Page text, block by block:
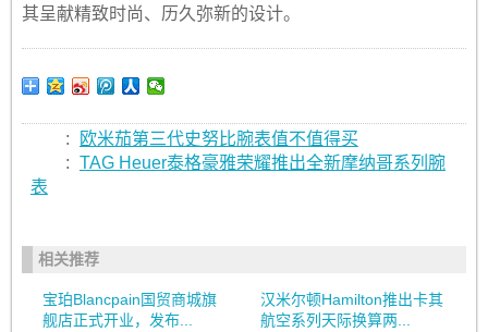
其呈献精致时尚、历久弥新的设计。
:
欧米茄第三代史努比腕表值不值得买
: TAG Heuer泰格豪雅荣耀推出全新摩纳哥系列腕
表
相关推荐
宝珀Blancpain国贸商城旗
舰店正式开业，发布...
汉米尔顿Hamilton推出卡其
航空系列天际换算两...